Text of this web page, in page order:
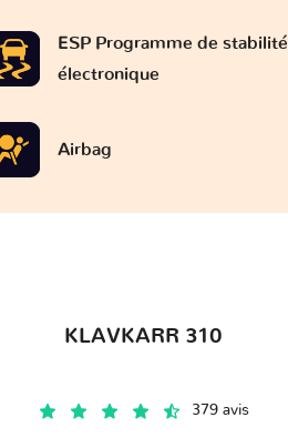
ESP Programme de stabilité
électronique
Airbag
KLAVKARR 310
379 avis